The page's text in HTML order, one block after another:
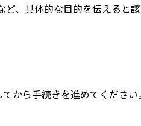
、具体的な目的を伝えると
から手続きを進めてください。